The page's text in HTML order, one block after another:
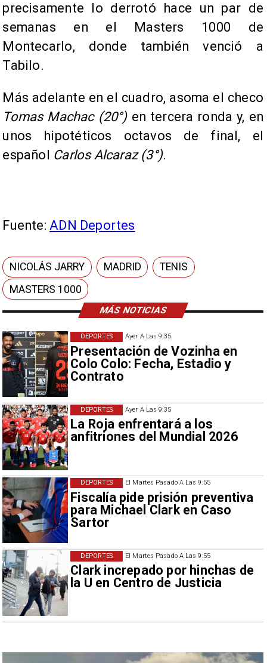
MÁS NOTICIAS
Ayer A Las 9:35
Presentación de Vozinha en
Colo Colo: Fecha, Estadio y
Contrato
DEPORTES
Ayer A Las 9:35
La Roja enfrentará a los
anfitriones del Mundial 2026
DEPORTES
El Martes Pasado A Las 9:55
Fiscalía pide prisión preventiva
para Michael Clark en Caso
Sartor
DEPORTES
El Martes Pasado A Las 9:55
Clark increpado por hinchas de
la U en Centro de Justicia
DEPORTES
precisamente lo derrotó hace un par de
semanas en el Masters 1000 de
Montecarlo, donde también venció a
Tabilo.
Más adelante en el cuadro, asoma el checo
Tomas Machac (20°)en tercera ronda y, en
unos hipotéticos octavos de final, el
español Carlos Alcaraz (3°).
Fuente:ADN Deportes
NICOLÁS JARRY MADRID
TENIS
MASTERS 1000